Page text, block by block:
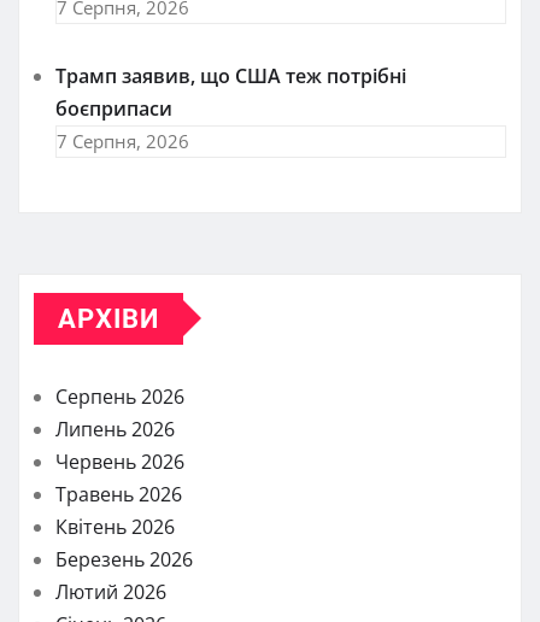
7 Серпня, 2026
Трамп заявив, що США теж потрібні
боєприпаси
7 Серпня, 2026
АРХІВИ
Серпень 2026
Липень 2026
Червень 2026
Травень 2026
Квітень 2026
Березень 2026
Лютий 2026